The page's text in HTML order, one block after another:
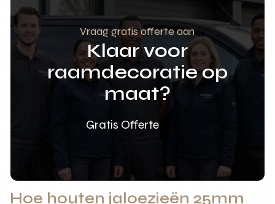
Vraag gratis offerte aan
Klaar voor
raamdecoratie op
maat?
Gratis Offerte
Hoe houten jaloezieën 25mm